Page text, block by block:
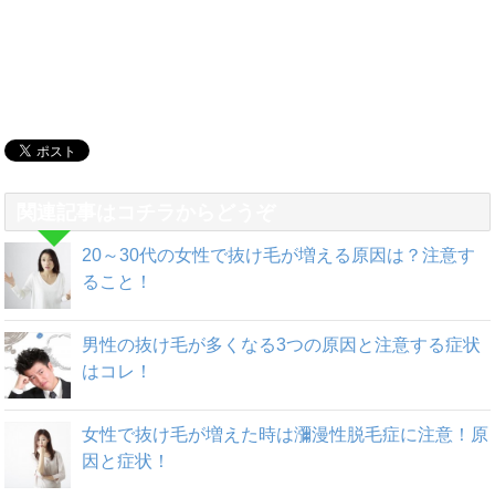
20～30代の女性で抜け毛が増える原因は？注意す
ること！
男性の抜け毛が多くなる3つの原因と注意する症状
はコレ！
女性で抜け毛が増えた時は瀰漫性脱毛症に注意！原
因と症状！